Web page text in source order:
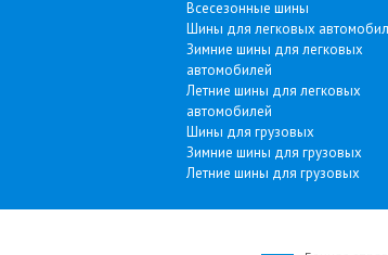
Всесезонные шины
Шины для легковых
Зимние шины для легковых
автомобилей
Летние шины для легковых
автомобилей
Шины для грузовых
Зимние шины для грузовых
Летние шины для грузовых